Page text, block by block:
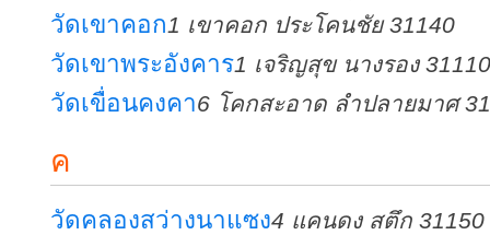
วัดเขาคอก1 เขาคอก ประโคนชัย 31140
วัดเขาพระอังคาร1 เจริญสุข นางรอง 31110
วัดเขื่อนคงคา6 โคกสะอาด ลำปลายมาศ
ค
วัดคลองสว่างนาแซง4 แคนดง สตึก 31150